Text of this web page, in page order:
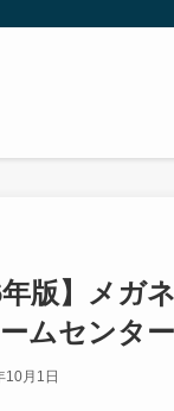
年版】メガ
ムセンタ
10月1日